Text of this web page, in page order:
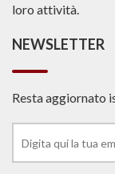
loro attività.
NEWSLETTER
Resta aggiornato